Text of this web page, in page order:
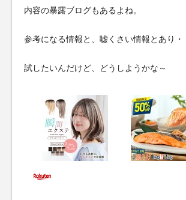
内容の暴露ブログもあるよね。
参考になる情報と、嘘くさい情報とあり・
試したいんだけど、どうしようかな～